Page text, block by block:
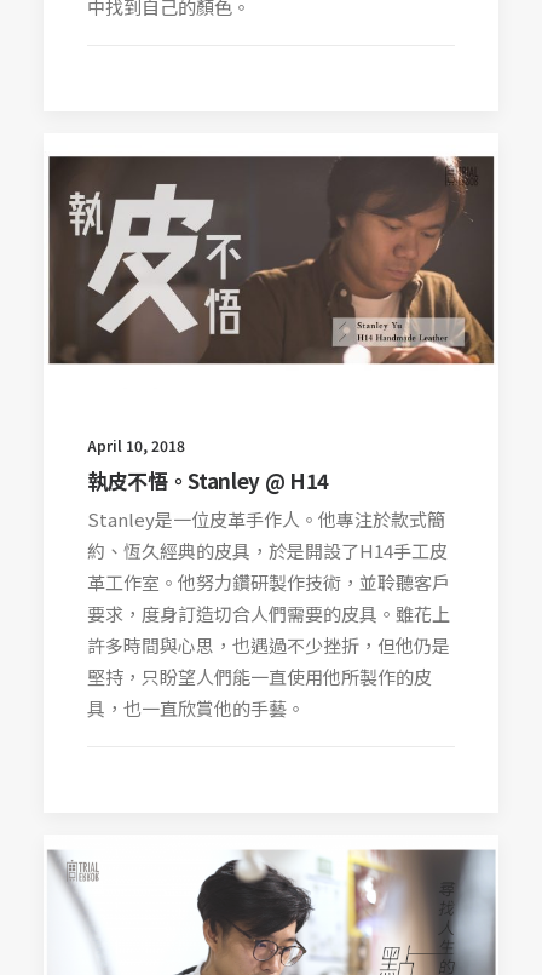
中找到自己的顏色。
April 10, 2018
執皮不悟。Stanley @ H14
Stanley是一位皮革手作人。他專注於款式簡
約、恆久經典的皮具，於是開設了H14手工皮
革工作室。他努力鑽研製作技術，並聆聽客戶
要求，度身訂造切合人們需要的皮具。雖花上
許多時間與心思，也遇過不少挫折，但他仍是
堅持，只盼望人們能一直使用他所製作的皮
具，也一直欣賞他的手藝。